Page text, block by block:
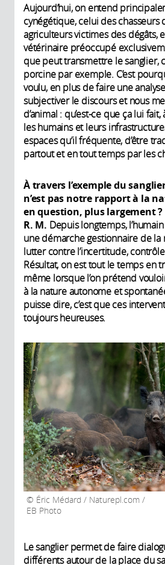
Aujourd’hui, on entend
cynégétique, celui des chasseurs
agriculteurs victimes des dégâts,
vétérinaire préoccupé
que peut transmettre le sanglier,
porcine par exemple. C’est
voulu, en plus de faire une
subjectiver le discours et nous
d’animal : qu’est-ce que ça lui
les humains et leurs
espaces qu’il fréquente, d’être
partout et en tout temps par les
À travers l’exemple du
n’est pas notre rapport à la
en question, plus largement ?
R. M. Depuis longtemps,
une démarche gestionnaire de la
lutter contre l’incertitude,
Résultat, on est tout le temps en
même lorsque l’on prétend
à la nature autonome et
puisse dire, c’est que ces
toujours heureuses.
Éric Médard / Naturepl.com /
EB Photo
Le sanglier permet de faire
différents autour de la place du